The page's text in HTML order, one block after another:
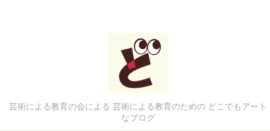
芸術による教育の会による 芸術による教育のための どこでもアート
なブログ